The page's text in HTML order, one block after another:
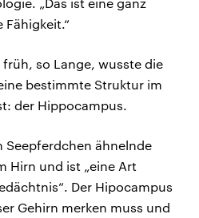
„Das ist eine ganz
so Lange, wusste die
bestimmte Struktur im
der Hippocampus.
Seepferdchen ähnelnde
Hirn und ist „eine Art
Der Hipocampus
Gehirn merken muss und